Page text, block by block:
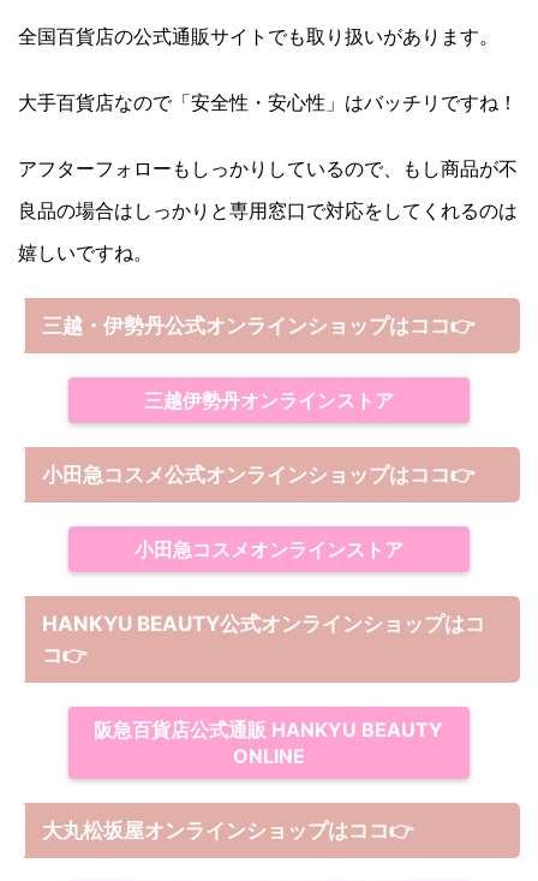
全国百貨店の公式通販サイトでも取り扱いがあります。
大手百貨店なので「安全性・安心性」はバッチリですね！
アフターフォローもしっかりしているので、もし商品が不
良品の場合はしっかりと専用窓口で対応をしてくれるのは
嬉しいですね。
三越・伊勢丹公式オンラインショップはココ👉
三越伊勢丹オンラインストア
小田急コスメ公式オンラインショップはココ👉
小田急コスメオンラインストア
HANKYU BEAUTY公式オンラインショップはコ
コ👉
阪急百貨店公式通販 HANKYU BEAUTY
ONLINE
大丸松坂屋オンラインショップはココ👉